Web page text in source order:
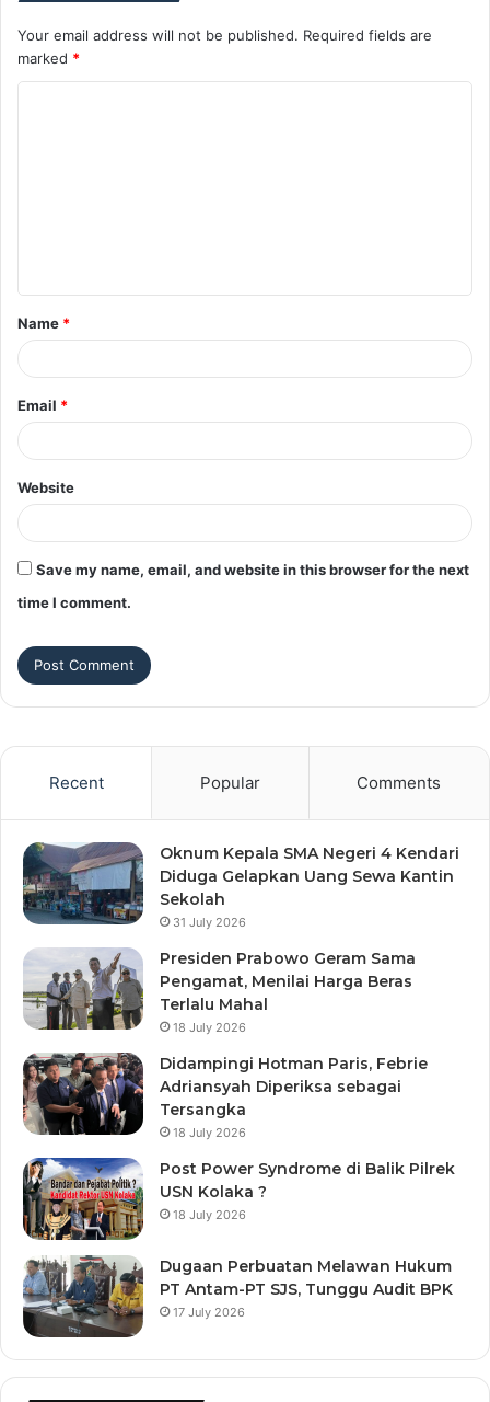
Your email address will not be published. Required fields are
marked *
t
*
Name *
Email *
Website
Save my name, email, and website in this browser for the next
time I comment.
Recent Popular Comments
Oknum Kepala SMA Negeri 4 Kendari
Diduga Gelapkan Uang Sewa Kantin
Sekolah
31 July 2026
Presiden Prabowo Geram Sama
Pengamat, Menilai Harga Beras
Terlalu Mahal
18 July 2026
Didampingi Hotman Paris, Febrie
Adriansyah Diperiksa sebagai
Tersangka
18 July 2026
Post Power Syndrome di Balik Pilrek
USN Kolaka ?
18 July 2026
Dugaan Perbuatan Melawan Hukum
PT Antam-PT SJS, Tunggu Audit BPK
17 July 2026